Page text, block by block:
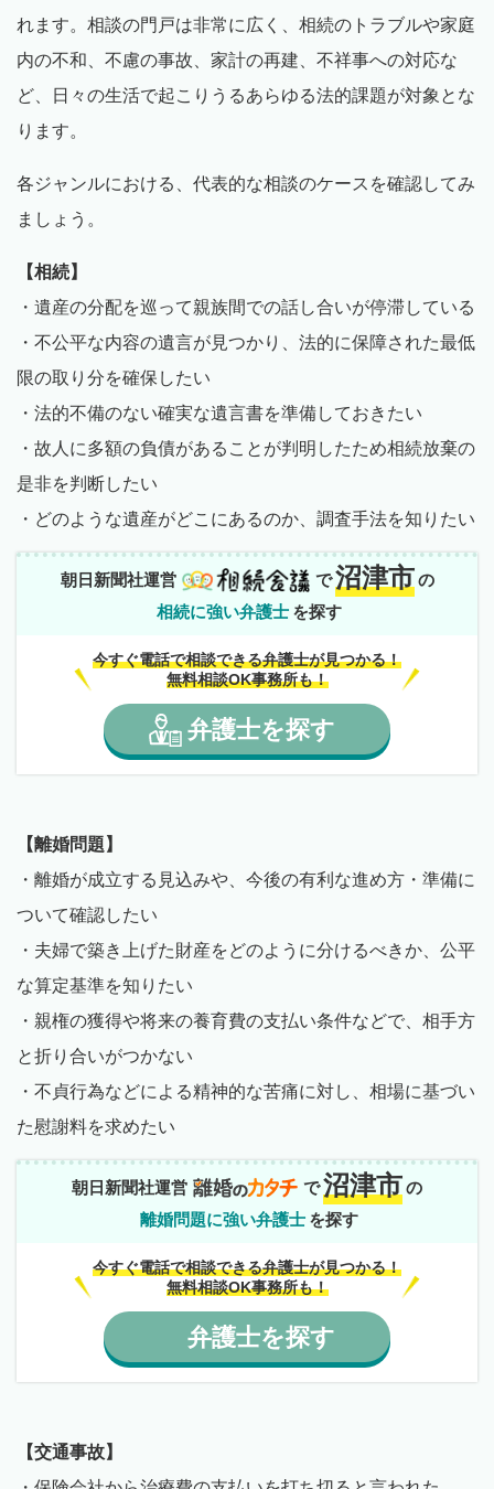
れます。相談の門戸は非常に広く、相続のトラブルや家庭
内の不和、不慮の事故、家計の再建、不祥事への対応な
ど、日々の生活で起こりうるあらゆる法的課題が対象とな
ります。
各ジャンルにおける、代表的な相談のケースを確認してみ
ましょう。
【相続】
・遺産の分配を巡って親族間での話し合いが停滞している
・不公平な内容の遺言が見つかり、法的に保障された最低
限の取り分を確保したい
・法的不備のない確実な遺言書を準備しておきたい
・故人に多額の負債があることが判明したため相続放棄の
是非を判断したい
・どのような遺産がどこにあるのか、調査手法を知りたい
朝日新聞社運営 で 沼津市 の
相続に強い弁護士 を探す
今すぐ電話で相談できる弁護士が見つかる！
無料相談OK事務所も！
弁護士を探す
【離婚問題】
・離婚が成立する見込みや、今後の有利な進め方・準備に
ついて確認したい
・夫婦で築き上げた財産をどのように分けるべきか、公平
な算定基準を知りたい
・親権の獲得や将来の養育費の支払い条件などで、相手方
と折り合いがつかない
・不貞行為などによる精神的な苦痛に対し、相場に基づい
た慰謝料を求めたい
朝日新聞社運営 で沼津市の
離婚問題に強い弁護士 を探す
今すぐ電話で相談できる弁護士が見つかる！
無料相談OK事務所も！
弁護士を探す
【交通事故】